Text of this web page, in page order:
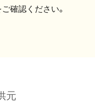
確認ください。
元